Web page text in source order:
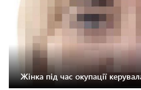
Жінка під час окупації